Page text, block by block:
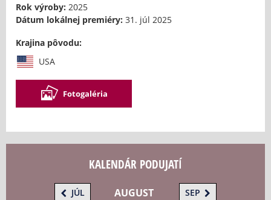
Rok výroby: 2025
Dátum lokálnej premiéry: 31. júl 2025
Krajina pôvodu:
USA
Fotogaléria
KALENDÁR PODUJATÍ
JÚL AUGUST SEP